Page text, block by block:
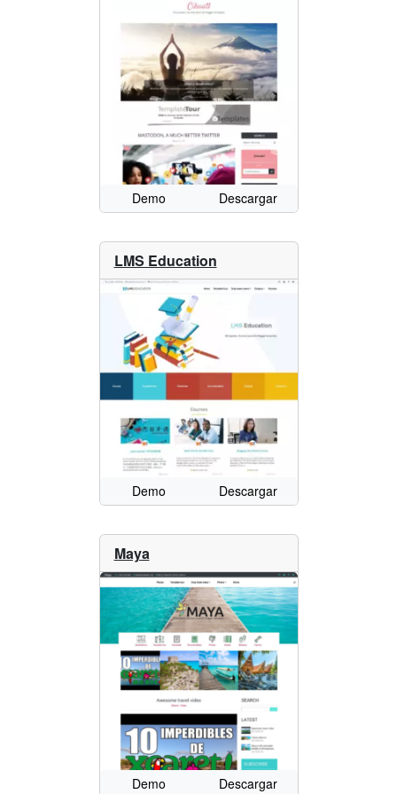
Demo Descargar
LMS Education
Demo Descargar
Maya
Demo Descargar